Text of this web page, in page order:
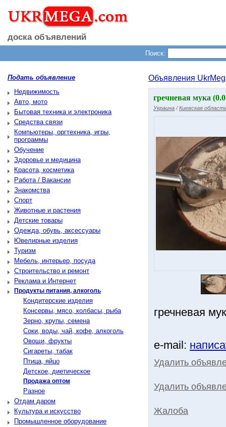
доска объявлений
Поиск:
Подать объявление
Недвижимость
Авто, мото
Бытовая техника и электроника
Средства связи
Компьютеры, оргтехника, игры,
программы
Обучение
Здоровье и медицина
Красота, косметика
Работа / Вакансии
Знакомства
Спорт
Животные и растения
Детские товары
Одежда, обувь, аксессуары
Ювелирные изделия
Туризм
Мебель, интерьер, посуда
Строительство и ремонт
Реклама и Интернет
Продукты питания, алкоголь
Кондитерские изделия
Консервы, мясо, колбасы, рыба
Зерно, крупы, семена
Соки, воды, чай, кофе, алкоголь
Овощи, фрукты
Сигареты, табак
Птица, яйцо
Детское, диетическое
Продажа оптом
Разное
Отдам даром
Культура и искусство
Промышленное оборудование
Объявления
гречневая мука
Украина /Киевская
гречневая
e-mail:
Удалить
Удалить
Жалоба